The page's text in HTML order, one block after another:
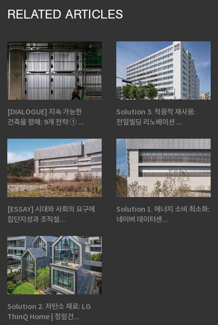
RELATED ARTICLES
[DIALOGUE] 지속 가능한
건축을 향해: 9개 전략 ① ...
Solution 3. 적응적 재사용:
전일빌딩 리노베이션 ...
[ESSAY] 시대와 사회의 요구에
집단지성과 조직설...
Solution 1. 에너지 소비 최소화:
네이버 데이터센...
Solution 2. 저탄소 재료: LG
ThinQ Home | 정림건...